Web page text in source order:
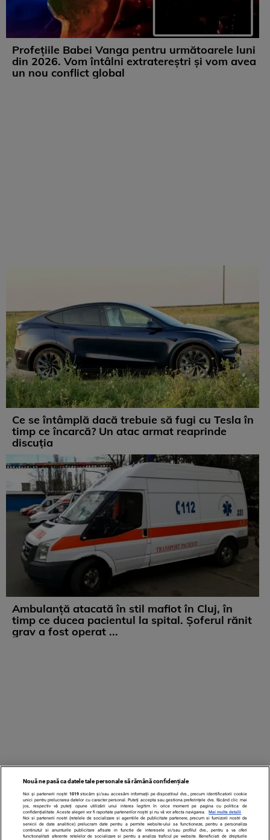
Profețiile Babei Vanga pentru următoarele luni
din 2026. Vom întâlni extratereștri și vom avea
un nou conflict global
Ce se întâmplă dacă trebuie să fugi cu Tesla în
timp ce încarcă? Un atac armat reaprinde
discuția
Ambulanță atacată în stil mafiot în Cluj, în
timp ce ducea pacientul la spital. Șoferul rănit
grav a fost operat ...
Nouă ne pasă ca datele tale personale să rămână confidențiale
Noi și partenerii noștri 1019stocăm și/sau accesăm informații pe dispozitivul dvs., precum identificatorii cookie
unici pentru prelucrarea datelor cu caracter personal. Puteți accepta sau gestiona preferințele dvs. făcând clic mai
jos, respectiv vă puteți opune utilizării unui interes legitim în orice moment pe pagina cu politica de
confidențialitate. Aceste alegeri vor fi raportate partenerilor noștri și nu vă vor afecta navigarea.
Mai multe detalii
Noi si partenerii nostri (retelele de socializare si agentiile de publicitate partenere, precum si furnizorii nostri de
servicii de date analitice) prelucram date pentru a permite website-ului sa functioneze, pentru a personaliza
continutul si anunturile publicitare afisate in functie de interesele si/sau profilul dvs., pentru a va oferi
functionalitati aferente retelelor de socializare si pentru a analiza traficul pe website. Beneficiati de drepturile